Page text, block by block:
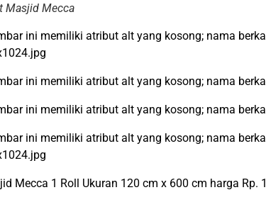
Masjid Mecca
Mecca 1 Roll Ukuran 120 cm x 600 cm harga Rp.